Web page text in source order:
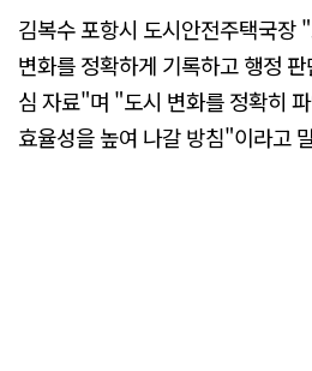
김복수 포항시 도시안전주택국장
변화를 정확하게 기록하고 행정
심 자료"며 "도시 변화를 정확히
효율성을 높여 나갈 방침"이라고